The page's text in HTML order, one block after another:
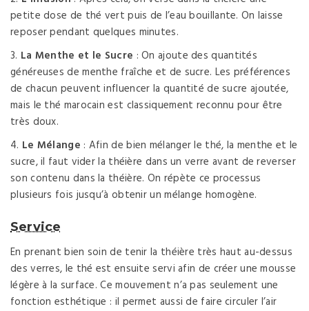
petite dose de thé vert puis de l’eau bouillante. On laisse
reposer pendant quelques minutes.
La Menthe et le Sucre : On ajoute des quantités
généreuses de menthe fraîche et de sucre. Les préférences
de chacun peuvent influencer la quantité de sucre ajoutée,
mais le thé marocain est classiquement reconnu pour être
très doux.
Le Mélange : Afin de bien mélanger le thé, la menthe et le
sucre, il faut vider la théière dans un verre avant de reverser
son contenu dans la théière. On répète ce processus
plusieurs fois jusqu’à obtenir un mélange homogène.
Service
En prenant bien soin de tenir la théière très haut au-dessus
des verres, le thé est ensuite servi afin de créer une mousse
légère à la surface. Ce mouvement n’a pas seulement une
fonction esthétique : il permet aussi de faire circuler l’air